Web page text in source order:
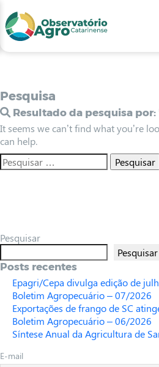
2
3
4
Pesquisa
Resultado da pesquisa por:
It seems we can’t find what you’re
can help.
Pesquisar
Pesquisar
Posts recentes
Epagri/Cepa divulga edição de
Boletim Agropecuário – 07/2026
Exportações de frango de SC
Boletim Agropecuário – 06/2026
Síntese Anual da Agricultura de
E-mail